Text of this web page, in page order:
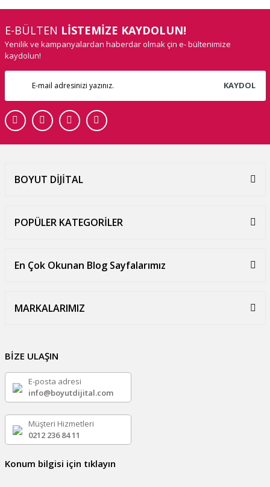
E-BÜLTEN LİSTEMİZE KAYDOLUN!
Yenilik ve kampanyalardan haberdar olmak çin e- bültenimize
kaydolun!
KAYDOL
BOYUT DİJİTAL
POPÜLER KATEGORİLER
En Çok Okunan Blog Sayfalarımız
MARKALARIMIZ
BİZE ULAŞIN
E-posta adresi
info@boyutdijital.com
Müşteri Hizmetleri
0212 236 84 11
Konum bilgisi için tıklayın